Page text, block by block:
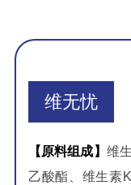
维无忧
【原料组成】 维
乙酸酯、维生素